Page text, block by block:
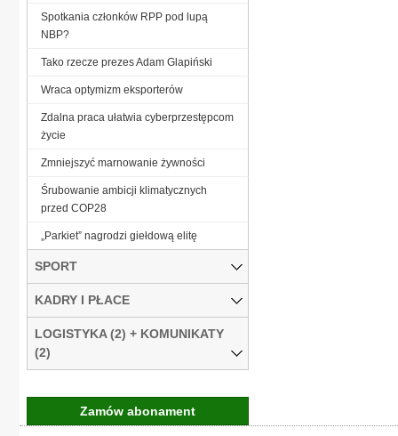
Spotkania członków RPP pod lupą
NBP?
Tako rzecze prezes Adam Glapiński
Wraca optymizm eksporterów
Zdalna praca ułatwia cyberprzestępcom
życie
Zmniejszyć marnowanie żywności
Śrubowanie ambicji klimatycznych
przed COP28
„Parkiet” nagrodzi giełdową elitę
SPORT
KADRY I PŁACE
LOGISTYKA (2) + KOMUNIKATY
(2)
Zamów abonament